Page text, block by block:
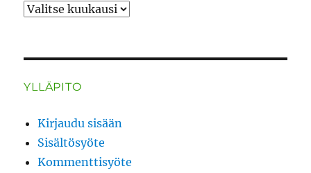
ARKISTO
YLLÄPITO
Kirjaudu sisään
Sisältösyöte
Kommenttisyöte